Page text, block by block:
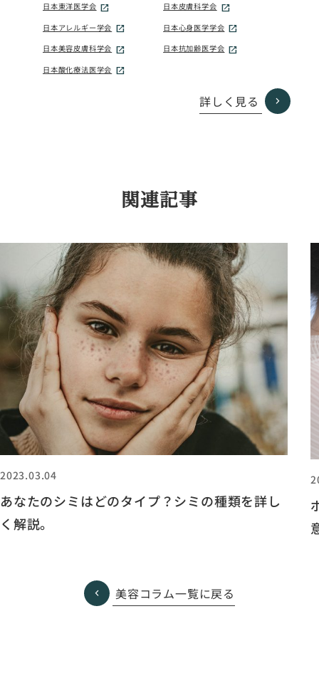
日本東洋医学会
日本皮膚科学会
日本アレルギー学会
日本心身医学学会
日本美容皮膚科学会
日本抗加齢医学会
日本酸化療法医学会
詳しく見る
関連記事
2023.03.04
あなたのシミはどのタイプ？シミの種類を詳し
く解説。
美容コラム一覧に戻る